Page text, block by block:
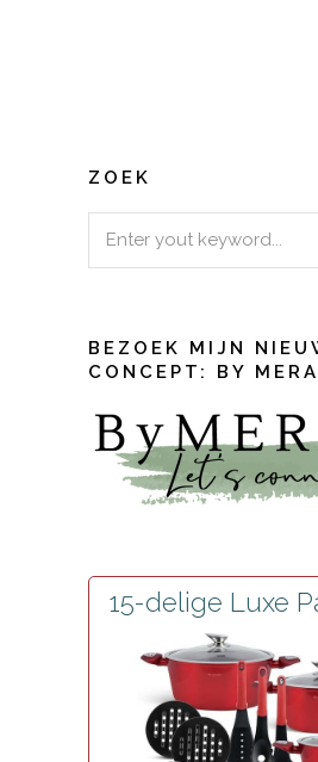
ZOEK
BEZOEK MIJN
CONCEPT: BY
15-delige Luxe